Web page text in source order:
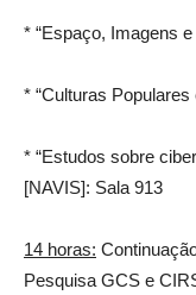
* “Espaço, Imagens
* “Culturas
* “Estudos sobre
[NAVIS]: Sala 913
14 horas:
Pesquisa GCS e